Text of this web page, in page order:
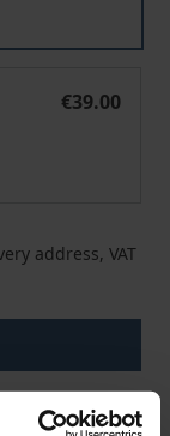
€39.00
address, VAT